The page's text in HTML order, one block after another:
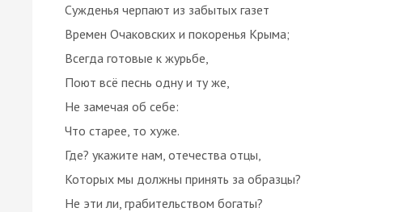
Сужденья черпают из забытых газет
Времен Очаковских и покоренья Крыма;
Всегда готовые к журьбе,
Поют всё песнь одну и ту же,
Не замечая об себе:
Что старее, то хуже.
Где? укажите нам, отечества отцы,
Которых мы должны принять за образцы?
Не эти ли, грабительством богаты?